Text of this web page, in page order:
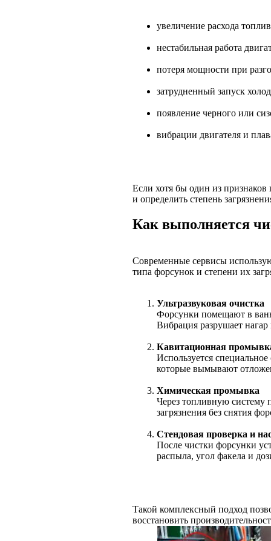
увеличение расхода
нестабильная работа
потеря мощности при
затрудненный запуск
появление черного или
вибрации двигателя и
Если хотя бы один из признаков
и определить степень
Как выполняется
Современные сервисы
типа форсунок и степени их
Ультразвуковая очистка
Форсунки помещают в
Вибрация разрушает
Кавитационная
Используется
которые вымывают
Химическая промывка
Через топливную систему
загрязнения без снятия
Стендовая проверка и
После чистки форсунки
распыла, угол факела и
Такой комплексный подход
восстановить